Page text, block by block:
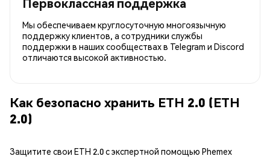
Мы обеспечиваем круглосуточную многоязычную
поддержку клиентов, а сотрудники службы
поддержки в наших сообществах в Telegram и Discord
отличаются высокой активностью.
Как безопасно хранить ETH 2.0 (ETH
2.0)
Защитите свои ETH 2.0 с экспертной помощью Phemex